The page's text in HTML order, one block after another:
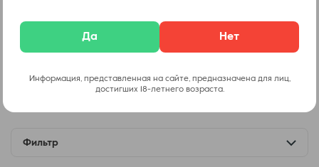
Набор
Набор
Фильтр
Да Нет
Информация, представленная на сайте, предназначена для лиц,
достигших 18-летнего возраста.